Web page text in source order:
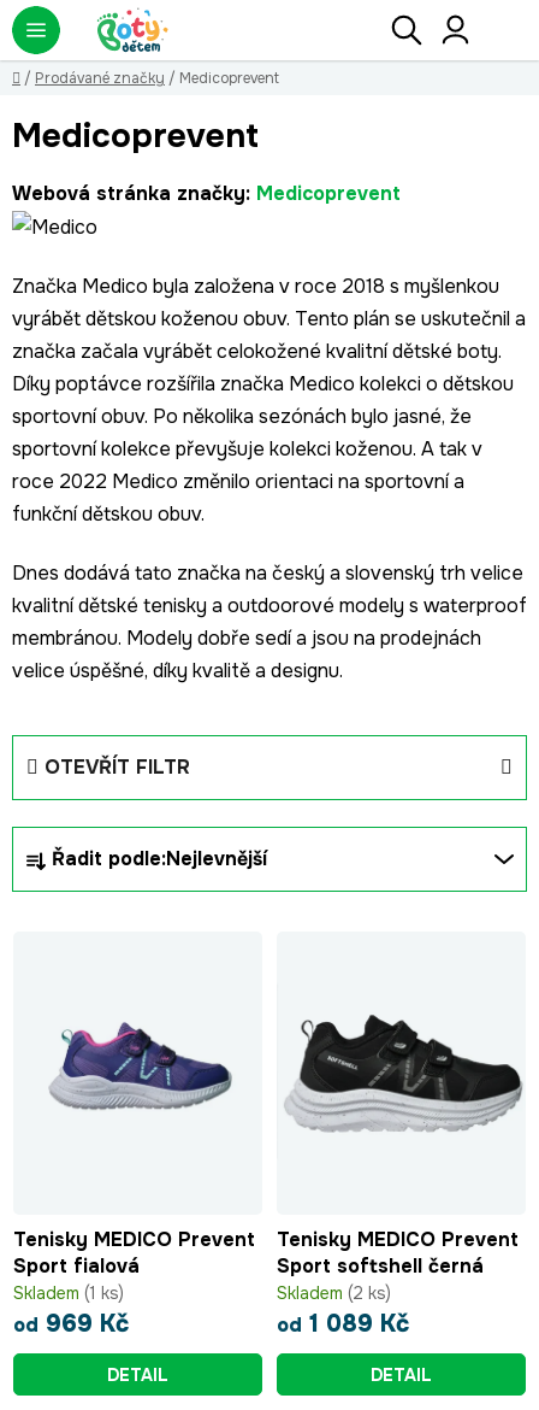
Přejít
na
obsah
Hledat
Domů
/ Prodávané značky / Medicoprevent
Medicoprevent
Webová stránka značky: Medicoprevent
Značka Medico byla založena v roce 2018 s myšlenkou
vyrábět dětskou koženou obuv. Tento plán se uskutečnil a
značka začala vyrábět celokožené kvalitní dětské boty.
Díky poptávce rozšířila značka Medico kolekci o dětskou
sportovní obuv. Po několika sezónách bylo jasné, že
sportovní kolekce převyšuje kolekci koženou. A tak v
roce 2022 Medico změnilo orientaci na sportovní a
funkční dětskou obuv.
Dnes dodává tato značka na český a slovenský trh velice
kvalitní dětské tenisky a outdoorové modely s waterproof
membránou. Modely dobře sedí a jsou na prodejnách
velice úspěšné, díky kvalitě a designu.
OTEVŘÍT FILTR
a
z
ů
Řadit podle:Nejlevnější
k
t
ů
Tenisky MEDICO Prevent
Sport fialová
Skladem (1 ks)
od 969 Kč
DETAIL
Tenisky MEDICO Prevent
Sport softshell černá
Skladem (2 ks)
od 1 089 Kč
DETAIL